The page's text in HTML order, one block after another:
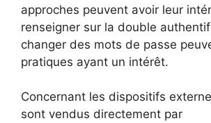
approches peuvent avoir leur
renseigner sur la double
changer des mots de passe
pratiques ayant un intérêt.
Concernant les dispositifs
sont vendus directement par